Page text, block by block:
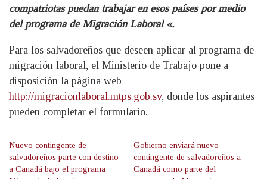
compatriotas puedan trabajar en esos países por medio
del programa de Migración Laboral «.
Para los salvadoreños que deseen aplicar al programa de
migración laboral, el Ministerio de Trabajo pone a
disposición la página web
http://migracionlaboral.mtps.gob.sv, donde los aspirantes
pueden completar el formulario.
Nuevo contingente de
salvadoreños parte con destino
a Canadá bajo el programa
Gobierno enviará nuevo
contingente de salvadoreños a
Canadá como parte del